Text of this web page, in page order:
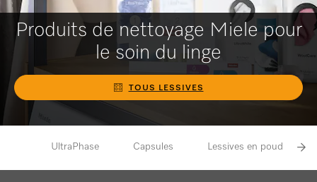
Produits de nettoyage Miele pour
le soin du linge
TOUS LESSIVES
UltraPhase Capsules Lessives en poudre et